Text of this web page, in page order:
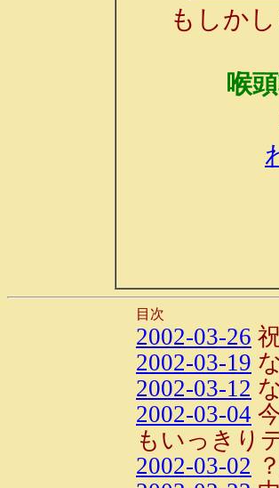
もしか
喉
目次
2002-03-26
2002-03-19
2002-03-12
2002-03-04
もいっきり
2002-03-02